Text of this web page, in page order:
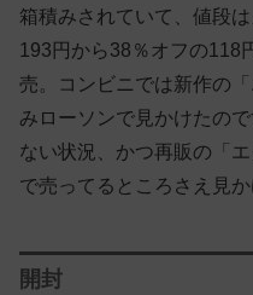
箱積みされていて、値段
193円から38％オフの118
売。コンビニでは新作の
みローソンで見かけたの
ない状況、かつ再販の「
で売ってるところさえ見か
開封